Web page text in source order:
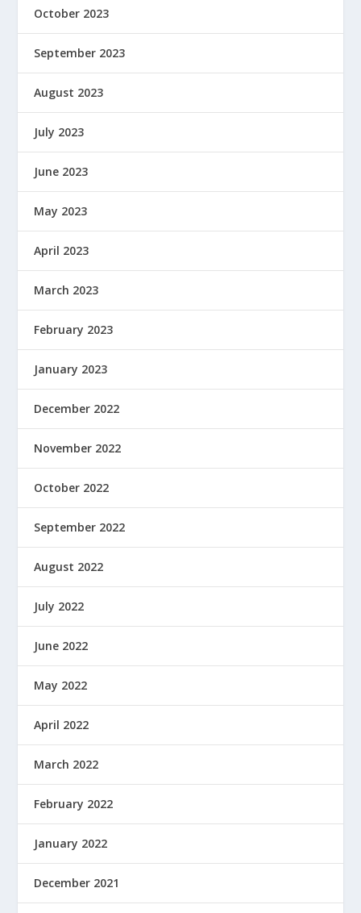
October 2023
September 2023
August 2023
July 2023
June 2023
May 2023
April 2023
March 2023
February 2023
January 2023
December 2022
November 2022
October 2022
September 2022
August 2022
July 2022
June 2022
May 2022
April 2022
March 2022
February 2022
January 2022
December 2021